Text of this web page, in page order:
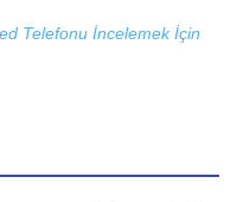
Telefonu İncelemek İçin